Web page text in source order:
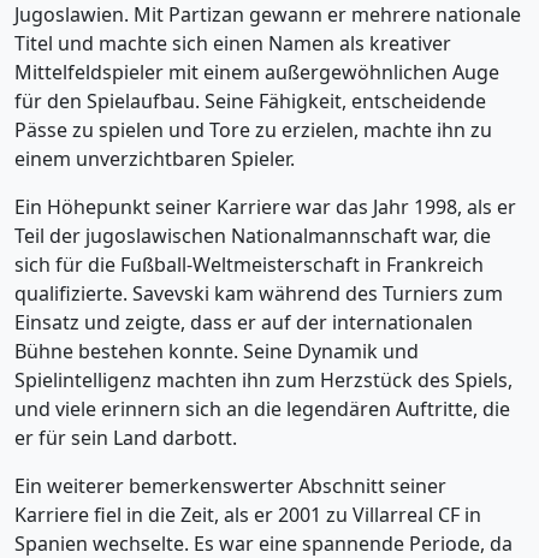
Jugoslawien. Mit Partizan gewann er mehrere nationale
Titel und machte sich einen Namen als kreativer
Mittelfeldspieler mit einem außergewöhnlichen Auge
für den Spielaufbau. Seine Fähigkeit, entscheidende
Pässe zu spielen und Tore zu erzielen, machte ihn zu
einem unverzichtbaren Spieler.
Ein Höhepunkt seiner Karriere war das Jahr 1998, als er
Teil der jugoslawischen Nationalmannschaft war, die
sich für die Fußball-Weltmeisterschaft in Frankreich
qualifizierte. Savevski kam während des Turniers zum
Einsatz und zeigte, dass er auf der internationalen
Bühne bestehen konnte. Seine Dynamik und
Spielintelligenz machten ihn zum Herzstück des Spiels,
und viele erinnern sich an die legendären Auftritte, die
er für sein Land darbott.
Ein weiterer bemerkenswerter Abschnitt seiner
Karriere fiel in die Zeit, als er 2001 zu Villarreal CF in
Spanien wechselte. Es war eine spannende Periode, da